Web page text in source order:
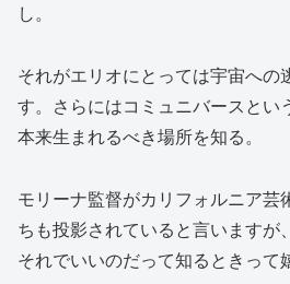
し。
それがエリオにとっては宇宙への
す。さらにはコミュニバースとい
本来生まれるべき場所を知る。
モリーナ監督がカリフォルニア芸
ちも投影されていると言いますが
それでいいのだって知るときって